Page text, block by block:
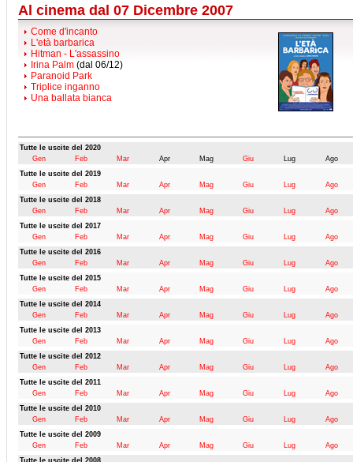
Al cinema dal 07 Dicembre 2007
Come d'incanto
L'età barbarica
Hitman - L'assassino
Irina Palm (dal 06/12)
Paranoid Park
Triplice inganno
Una ballata bianca
Tutte le uscite del 2020
Gen
Feb Mar Apr Mag Giu Lug
Ago
Tutte le uscite del 2019
Gen
Feb Mar Apr Mag Giu Lug
Ago
Tutte le uscite del 2018
Gen
Feb Mar Apr Mag Giu Lug
Ago
Tutte le uscite del 2017
Gen
Feb Mar Apr Mag Giu Lug
Ago
Tutte le uscite del 2016
Gen
Feb Mar Apr Mag Giu Lug
Ago
Tutte le uscite del 2015
Gen
Feb Mar Apr Mag Giu Lug
Ago
Tutte le uscite del 2014
Gen
Feb Mar Apr Mag Giu Lug
Ago
Tutte le uscite del 2013
Gen
Feb Mar Apr Mag Giu Lug
Ago
Tutte le uscite del 2012
Gen
Feb Mar Apr Mag Giu Lug
Ago
Tutte le uscite del 2011
Gen
Feb Mar Apr Mag Giu Lug
Ago
Tutte le uscite del 2010
Gen
Feb Mar Apr Mag Giu Lug
Ago
Tutte le uscite del 2009
Gen
Feb Mar Apr Mag Giu Lug
Ago
Tutte le uscite del 2008